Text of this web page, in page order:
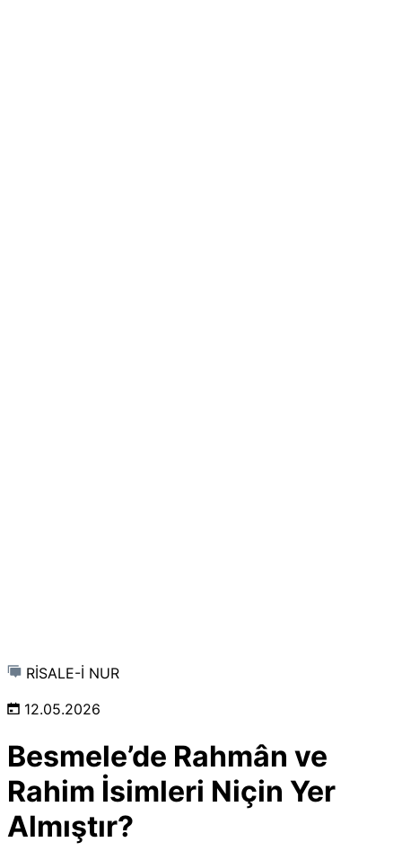
RİSALE-İ NUR
12.05.2026
Besmele’de Rahmân ve
Rahim İsimleri Niçin Yer
Almıştır?